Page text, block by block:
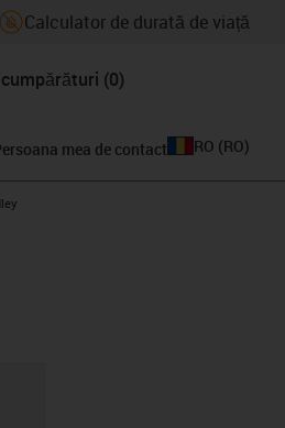
Calculator de durată de viață
cumpărături (0)
mea de contact RO (RO)